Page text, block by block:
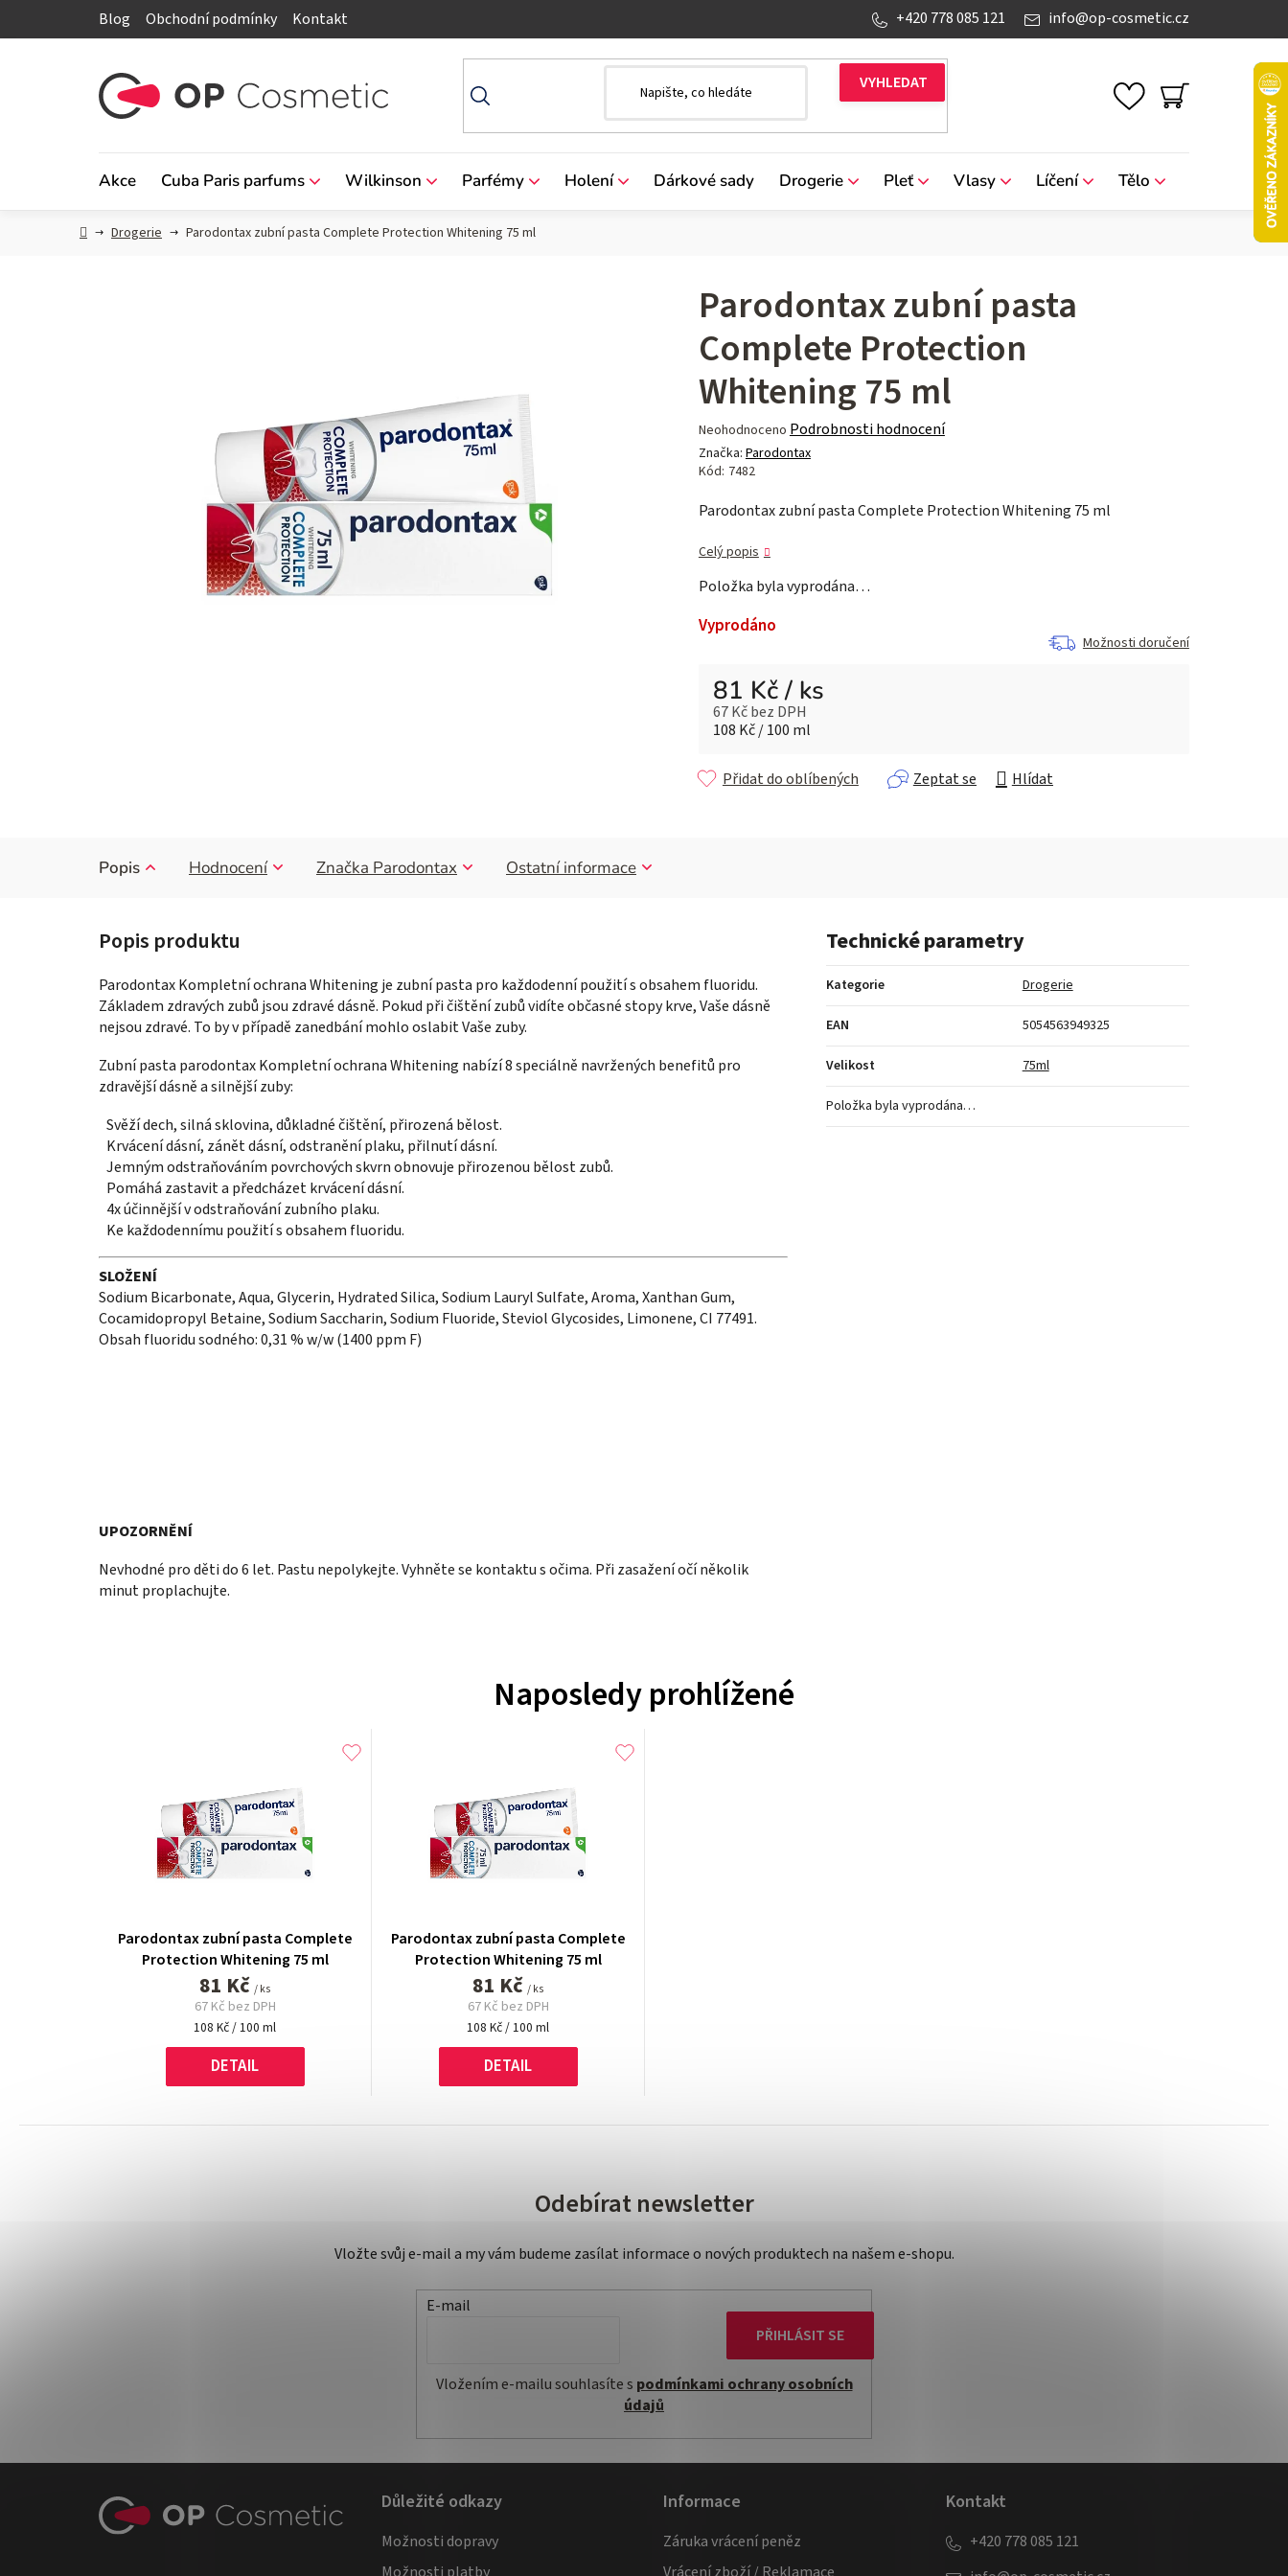
Blog Obchodní podmínky Kontakt info@op-cosmetic.cz
+420 778 085 121
NÁKUPNÍ
Akce Cuba Paris parfums Wilkinson Parfémy Holení Dárkové sady Drogerie Pleť Vlasy Líčení Tělo
DomůDrogerie Parodontax zubní pasta Complete Protection Whitening 75 ml
Parodontax zubní pasta
Complete Protection
Whitening 75 ml
Průměrné
hodnocení
produktu
0,0
hvězdiček.
Neohodnoceno Podrobnosti hodnocení
Značka: Parodontax
Kód: 7482
Parodontax zubní pasta Complete Protection Whitening 75 ml
Celý popis
Položka byla vyprodána…
Vyprodáno
Možnosti doručení
81 Kč/ ks
67 Kč bez DPH
Měrná cena:
108 Kč / 100 ml
Zeptat se Hlídat
Přidat do oblíbených
Popis Hodnocení Značka Parodontax Ostatní informace
Parodontax Kompletní ochrana Whitening je zubní pasta pro každodenní použití s obsahem fluoridu.
Základem zdravých zubů jsou zdravé dásně. Pokud při čištění zubů vidíte občasné stopy krve, Vaše dásně
nejsou zdravé. To by v případě zanedbání mohlo oslabit Vaše zuby.
Zubní pasta parodontax Kompletní ochrana Whitening nabízí 8 speciálně navržených benefitů pro
zdravější dásně a silnější zuby:
Svěží dech, silná sklovina, důkladné čištění, přirozená bělost.
Krvácení dásní, zánět dásní, odstranění plaku, přilnutí dásní.
Jemným odstraňováním povrchových skvrn obnovuje přirozenou bělost zubů.
Pomáhá zastavit a předcházet krvácení dásní.
4x účinnější v odstraňování zubního plaku.
Ke každodennímu použití s obsahem fluoridu.
SLOŽENÍ
Sodium Bicarbonate, Aqua, Glycerin, Hydrated Silica, Sodium Lauryl Sulfate, Aroma, Xanthan Gum,
Cocamidopropyl Betaine, Sodium Saccharin, Sodium Fluoride, Steviol Glycosides, Limonene, CI 77491.
Obsah fluoridu sodného: 0,31 % w/w (1400 ppm F)
UPOZORNĚNÍ
Nevhodné pro děti do 6 let. Pastu nepolykejte. Vyhněte se kontaktu s očima. Při zasažení očí několik
minut proplachujte.
Technické parametry
Kategorie Drogerie
EAN 5054563949325
Velikost 75ml
Položka byla vyprodána…
Naposledy prohlížené
Parodontax zubní pasta Complete
Protection Whitening 75 ml
81 Kč / ks
67 Kč bez DPH
Měrná
108 Kč / 100 ml
DETAIL
Parodontax zubní pasta Complete
Protection Whitening 75 ml
81 Kč / ks
67 Kč bez DPH
Měrná
108 Kč / 100 ml
DETAIL
Odebírat newsletter
Vložte svůj e-mail a my vám budeme zasílat informace o nových produktech na našem e-shopu.
E-mail
Vložením e-mailu souhlasíte s podmínkami ochrany osobních
údajů
PŘIHLÁSIT SE
Důležité odkazy
Možnosti dopravy
Informace
Záruka vrácení peněz
Kontakt
+420 778 085 121